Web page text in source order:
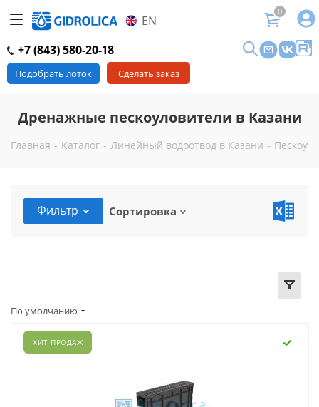
EN
0
+7 (843) 580-20-18
Подобрать лоток Сделать заказ
Дренажные пескоуловители в Казани
Главная - Каталог - Линейный водоотвод в Казани -
Фильтр Сортировка
По умолчанию
ХИТ ПРОДАЖ